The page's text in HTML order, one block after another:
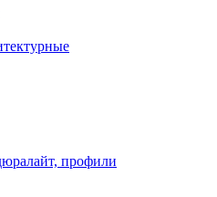
профили